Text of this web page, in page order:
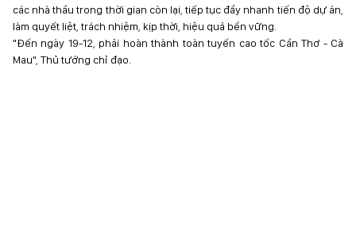
các nhà thầu trong thời gian còn lại, tiếp tục đẩy nhanh tiến độ dự án,
làm quyết liệt, trách nhiệm, kịp thời, hiệu quả bền vững.
"Đến ngày 19-12, phải hoàn thành toàn tuyến cao tốc Cần Thơ - Cà
Mau", Thủ tướng chỉ đạo.